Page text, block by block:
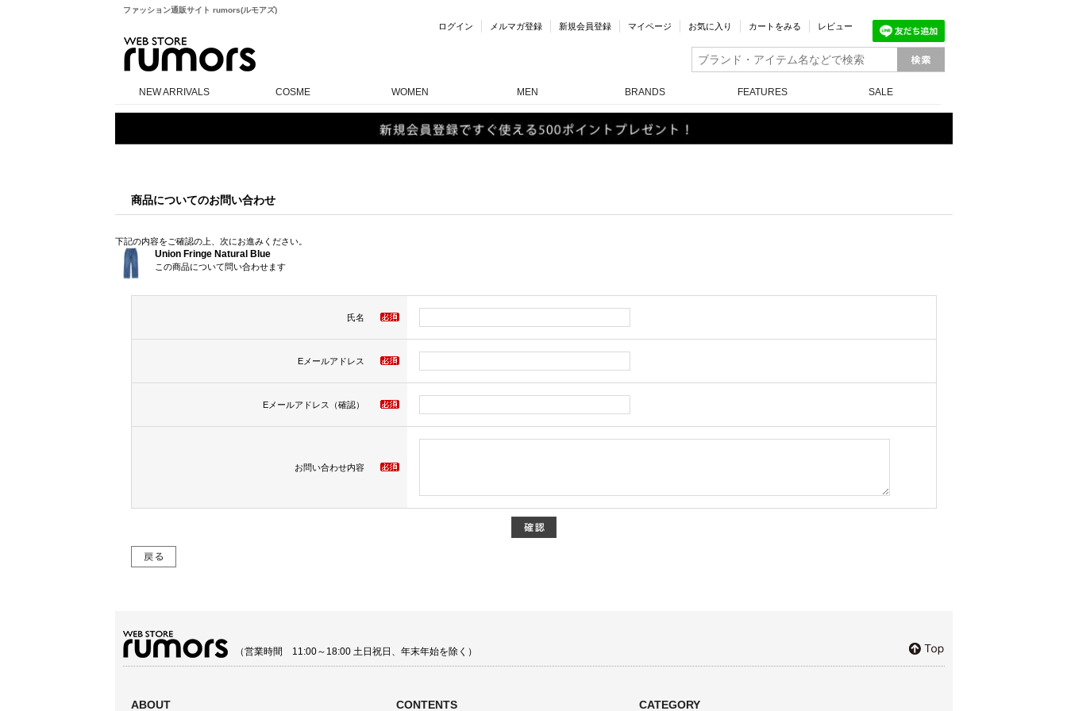
ファッション通販サイト rumors(ルモアズ)
ログイン メルマガ登録 新規会員登録 マイページ お気に入り カートをみる レビュー
NEW ARRIVALS COSME WOMEN MEN BRANDS FEATURES SALE
商品についてのお問い合わせ
下記の内容をご確認の上、次にお進みください。
Union Fringe Natural Blue
この商品について問い合わせます
氏名
Eメールアドレス
Eメールアドレス（確認）
お問い合わせ内容
（営業時間 11:00～18:00 土日祝日、年末年始を除く）
ABOUT CONTENTS CATEGORY